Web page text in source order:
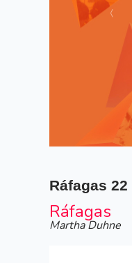
Ráfagas 22
Ráfagas
Martha Duhne